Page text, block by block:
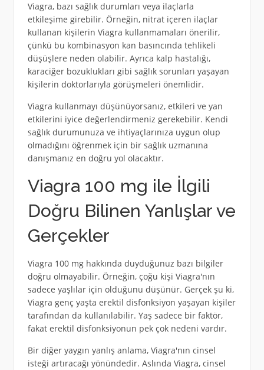
Viagra, bazı sağlık durumları veya ilaçlarla
etkileşime girebilir. Örneğin, nitrat içeren ilaçlar
kullanan kişilerin Viagra kullanmamaları önerilir,
çünkü bu kombinasyon kan basıncında tehlikeli
düşüşlere neden olabilir. Ayrıca kalp hastalığı,
karaciğer bozuklukları gibi sağlık sorunları yaşayan
kişilerin doktorlarıyla görüşmeleri önemlidir.
Viagra kullanmayı düşünüyorsanız, etkileri ve yan
etkilerini iyice değerlendirmeniz gerekebilir. Kendi
sağlık durumunuza ve ihtiyaçlarınıza uygun olup
olmadığını öğrenmek için bir sağlık uzmanına
danışmanız en doğru yol olacaktır.
Viagra 100 mg ile İlgili
Doğru Bilinen Yanlışlar ve
Gerçekler
Viagra 100 mg hakkında duyduğunuz bazı bilgiler
doğru olmayabilir. Örneğin, çoğu kişi Viagra'nın
sadece yaşlılar için olduğunu düşünür. Gerçek şu ki,
Viagra genç yaşta erektil disfonksiyon yaşayan kişiler
tarafından da kullanılabilir. Yaş sadece bir faktör,
fakat erektil disfonksiyonun pek çok nedeni vardır.
Bir diğer yaygın yanlış anlama, Viagra'nın cinsel
isteği artıracağı yönündedir. Aslında Viagra, cinsel